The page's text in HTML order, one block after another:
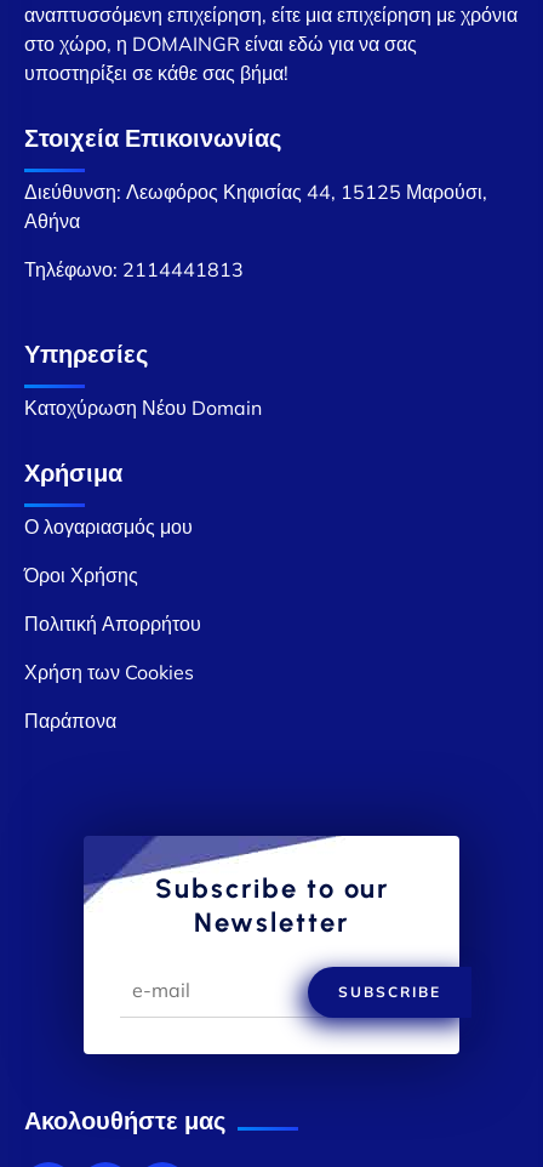
αναπτυσσόμενη επιχείρηση, είτε μια επιχείρηση με χρόνια
στο χώρο, η DOMAINGR είναι εδώ για να σας
υποστηρίξει σε κάθε σας βήμα!
Στοιχεία Επικοινωνίας
Διεύθυνση: Λεωφόρος Κηφισίας 44, 15125 Μαρούσι,
Αθήνα
Τηλέφωνο: 2114441813
Υπηρεσίες
Κατοχύρωση Νέου Domain
Χρήσιμα
Ο λογαριασμός μου
Όροι Χρήσης
Πολιτική Απορρήτου
Χρήση των Cookies
Παράπονα
Subscribe to our
Newsletter
SUBSCRIBE
Ακολουθήστε μας